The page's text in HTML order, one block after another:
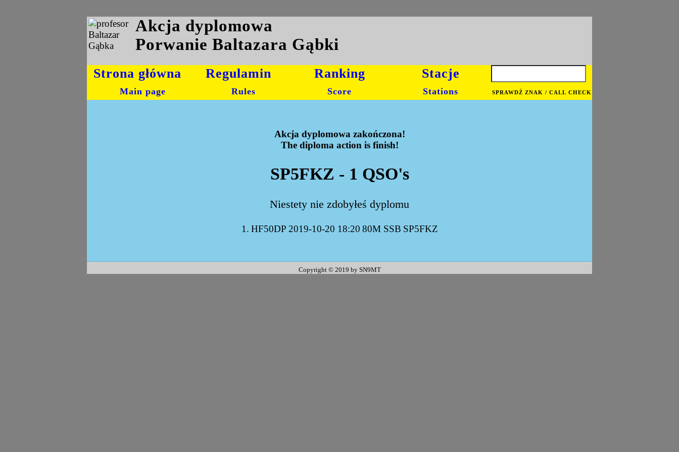
Akcja dyplomowa
Porwanie Baltazara Gąbki
Strona główna
Main page
Regulamin
Rules
Ranking
Score
Stacje
Stations SPRAWDŹ ZNAK / CALL CHECK
Akcja dyplomowa zakończona!
The diploma action is finish!
SP5FKZ - 1 QSO's
Niestety nie zdobyłeś dyplomu
1. HF50DP 2019-10-20 18:20 80M SSB SP5FKZ
Copyright © 2019 by SN9MT